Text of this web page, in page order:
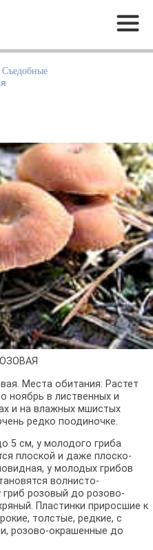
Меню
Съедобные
Места обитания: Растет
ноябрь в лиственных и
и на влажных мшистых
редко поодиночке.
5 см, у молодого гриба
плоской и даже плоско-
у молодых грибов
волнисто-
розовый до розово-
Пластинки приросшие к
толстые, редкие, с
розово-окрашенные до